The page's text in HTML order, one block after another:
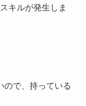
キルが発生しま
ので、持っている